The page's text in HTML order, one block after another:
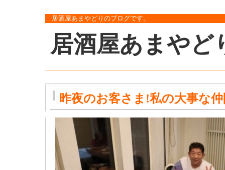
居酒屋あまやどりのブログです。
居酒屋あまやど
昨夜のお客さま!私の大事な